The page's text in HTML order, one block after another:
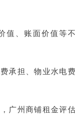
值、账面价值等
承担、物业水电
广州商铺租金评